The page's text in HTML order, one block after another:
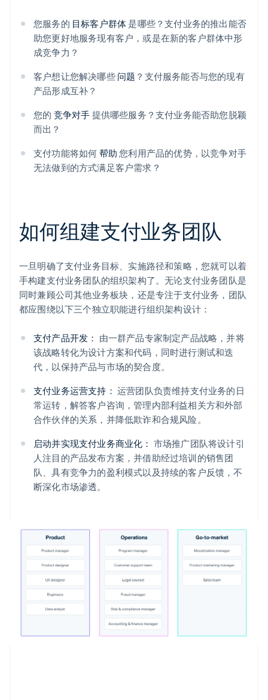
您服务的 目标客户群体 是哪些？支付业务的推出能否
助您更好地服务现有客户，或是在新的客户群体中形
成竞争力？
客户想让您解决哪些 问题 ？支付服务能否与您的现有
产品形成互补？
您的 竞争对手 提供哪些服务？支付业务能否助您脱颖
而出？
支付功能将如何 帮助 您利用产品的优势，以竞争对手
无法做到的方式满足客户需求？
如何组建支付业务团队
一旦明确了支付业务目标、实施路径和策略，您就可以着
手构建支付业务团队的组织架构了。无论支付业务团队是
同时兼顾公司其他业务板块，还是专注于支付业务，团队
都应围绕以下三个独立职能进行组织架构设计：
支付产品开发： 由一群产品专家制定产品战略，并将
该战略转化为设计方案和代码，同时进行测试和迭
代，以保持产品与市场的契合度。
支付业务运营支持： 运营团队负责维持支付业务的日
常运转，解答客户咨询，管理内部利益相关方和外部
合作伙伴的关系，并降低欺诈和合规风险。
启动并实现支付业务商业化： 市场推广团队将设计引
人注目的产品发布方案，并借助经过培训的销售团
队、具有竞争力的盈利模式以及持续的客户反馈，不
断深化市场渗透。